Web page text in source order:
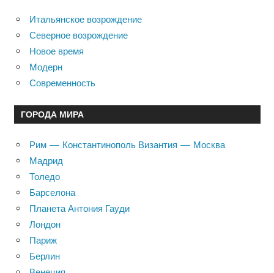
Итальянское возрождение
Северное возрождение
Новое время
Модерн
Современность
ГОРОДА МИРА
Рим — Константинополь Византия — Москва
Мадрид
Толедо
Барселона
Планета Антония Гауди
Лондон
Париж
Берлин